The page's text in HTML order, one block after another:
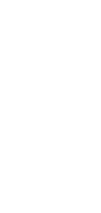
時空氣品質資料